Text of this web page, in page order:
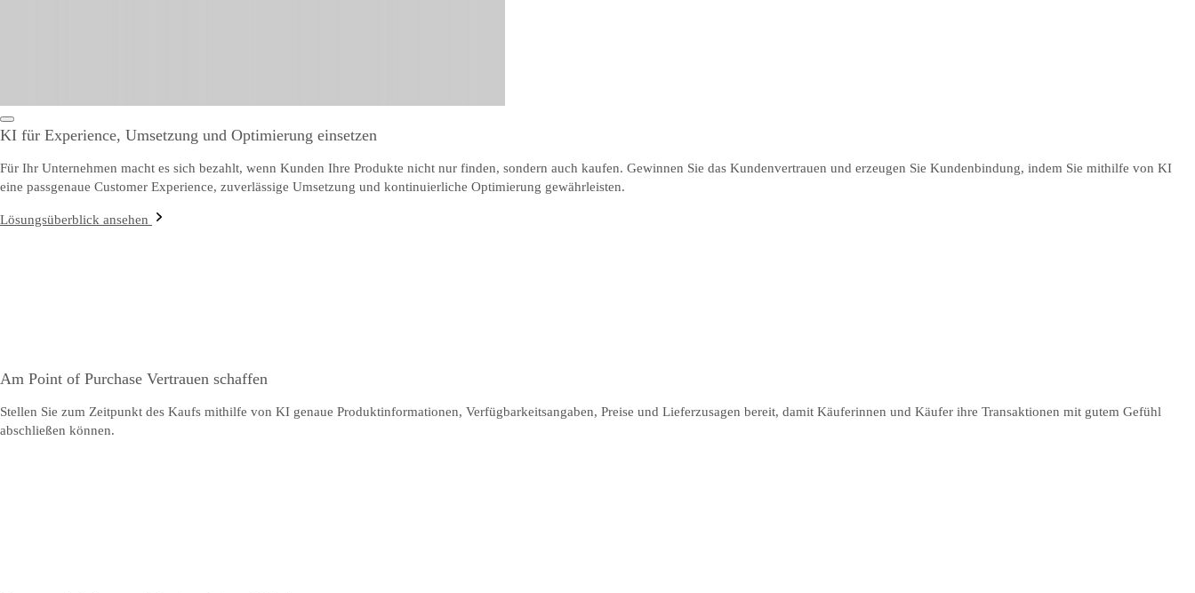
KI für Experience, Umsetzung und Optimierung einsetzen
Für Ihr Unternehmen macht es sich bezahlt, wenn Kunden Ihre Produkte nicht nur finden, sondern auch kaufen. Gewinnen Sie das Kundenvertrauen und erzeugen Sie Kundenbindung, indem Sie mithilfe von KI
eine passgenaue Customer Experience, zuverlässige Umsetzung und kontinuierliche Optimierung gewährleisten.
Lösungsüberblick ansehen
Am Point of Purchase Vertrauen schaffen
Stellen Sie zum Zeitpunkt des Kaufs mithilfe von KI genaue Produktinformationen, Verfügbarkeitsangaben, Preise und Lieferzusagen bereit, damit Käuferinnen und Käufer ihre Transaktionen mit gutem Gefühl
abschließen können.